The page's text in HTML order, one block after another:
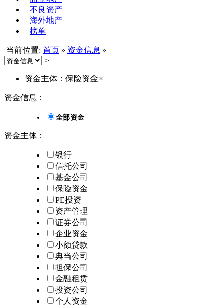
不良资产
海外地产
榜单
当前位置: 首页 » 资金信息 »
>
资金主体：保险资金×
资金信息：
全部资金
资金主体：
银行
信托公司
基金公司
保险资金
PE投资
资产管理
证券公司
企业资金
小额贷款
典当公司
担保公司
金融租赁
投资公司
个人资金